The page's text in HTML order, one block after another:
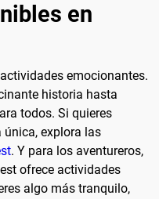
en
emocionantes.
historia hasta
todos. Si quieres
única, explora las
. Y para los aventureros,
ofrece actividades
algo más tranquilo,